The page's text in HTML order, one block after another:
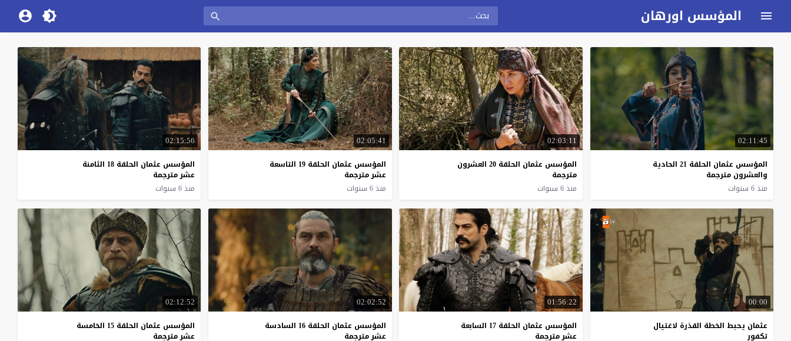
المؤسس اورهان
02:11:45
المؤسس عثمان الحلقة 21 الحادية
والعشرون مترجمة
منذ 6 سنوات
02:03:11
المؤسس عثمان الحلقة 20 العشرون
مترجمة
منذ 6 سنوات
02:05:41
المؤسس عثمان الحلقة 19 التاسعة
عشر مترجمة
منذ 6 سنوات
02:15:56
المؤسس عثمان الحلقة 18 الثامنة
عشر مترجمة
منذ 6 سنوات
00:00
عثمان يحبط الخطة القذرة لاغتيال
تكفور
01:56:22
المؤسس عثمان الحلقة 17 السابعة
عشر مترجمة
02:02:52
المؤسس عثمان الحلقة 16 السادسة
عشر مترجمة
02:12:52
المؤسس عثمان الحلقة 15 الخامسة
عشر مترجمة